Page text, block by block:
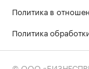
Политика в
Политика